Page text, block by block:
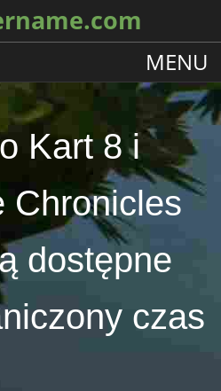
MENU
Kart 8 i
Chronicles
dostępne
czas